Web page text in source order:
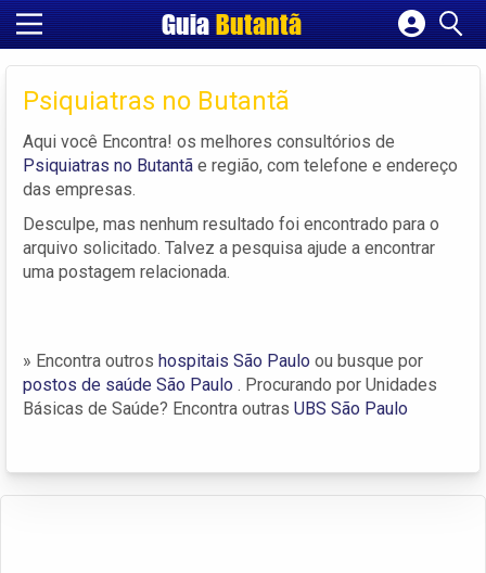
GuiaButantã
Cadastrar empresa
Fazer login
Criar conta
Psiquiatras no Butantã
Aqui você Encontra! os melhores consultórios de
Psiquiatras no Butantã e região, com telefone e endereço
das empresas.
Desculpe, mas nenhum resultado foi encontrado para o
arquivo solicitado. Talvez a pesquisa ajude a encontrar
uma postagem relacionada.
» Encontra outros hospitais São Paulo ou busque por
postos de saúde São Paulo . Procurando por Unidades
Básicas de Saúde? Encontra outras UBS São Paulo